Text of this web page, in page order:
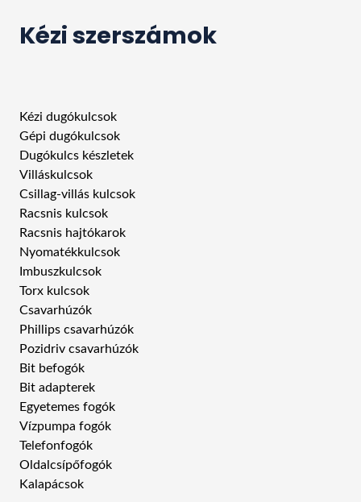
Kézi szerszámok
Kézi dugókulcsok
Gépi dugókulcsok
Dugókulcs készletek
Villáskulcsok
Csillag-villás kulcsok
Racsnis kulcsok
Racsnis hajtókarok
Nyomatékkulcsok
Imbuszkulcsok
Torx kulcsok
Csavarhúzók
Phillips csavarhúzók
Pozidriv csavarhúzók
Bit befogók
Bit adapterek
Egyetemes fogók
Vízpumpa fogók
Telefonfogók
Oldalcsípőfogók
Kalapácsok